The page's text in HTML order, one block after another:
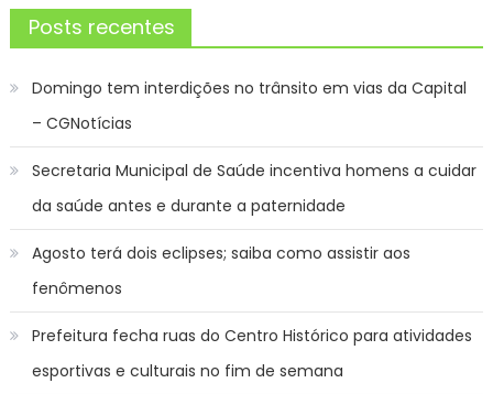
Posts recentes
Domingo tem interdições no trânsito em vias da Capital
– CGNotícias
Secretaria Municipal de Saúde incentiva homens a cuidar
da saúde antes e durante a paternidade
Agosto terá dois eclipses; saiba como assistir aos
fenômenos
Prefeitura fecha ruas do Centro Histórico para atividades
esportivas e culturais no fim de semana